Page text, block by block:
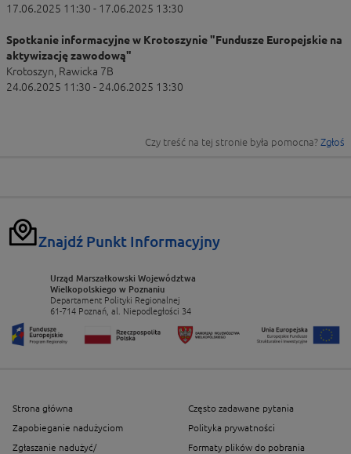
17.06.2025 11:30 - 17.06.2025 13:30
Spotkanie informacyjne w Krotoszynie "Fundusze Europejskie na
aktywizację zawodową"
Krotoszyn, Rawicka 7B
24.06.2025 11:30 - 24.06.2025 13:30
Czy treść na tej stronie była pomocna? Zgłoś
Znajdź Punkt Informacyjny
Urząd Marszałkowski Województwa
Wielkopolskiego w Poznaniu
Departament Polityki Regionalnej
61-714 Poznań, al. Niepodległości 34
Strona główna
Zapobieganie nadużyciom
Zgłaszanie nadużyć/
Często zadawane pytania
Polityka prywatności
Formaty plików do pobrania